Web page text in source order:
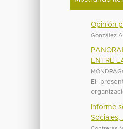
Opinión
González
ENTRE
El
Informe
Sociales,